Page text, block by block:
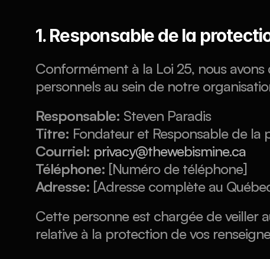
1. Responsable de la
Conformément à la Loi 25, nous
personnels au sein de notre
Responsable: Steven Paradis
Titre: Fondateur et Responsable de
Courriel: privacy@thewebismine.ca
Téléphone: [Numéro de téléphone]
Adresse: [Adresse complète au
Cette personne est chargée de veiller
relative à la protection de vos